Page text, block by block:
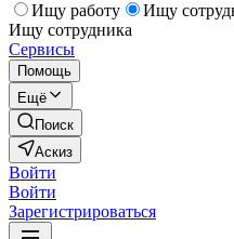
Ищу работу
Ищу
Ищу сотрудника
Сервисы
Помощь
Ещё
Поиск
Аскиз
Войти
Войти
Зарегистрироваться